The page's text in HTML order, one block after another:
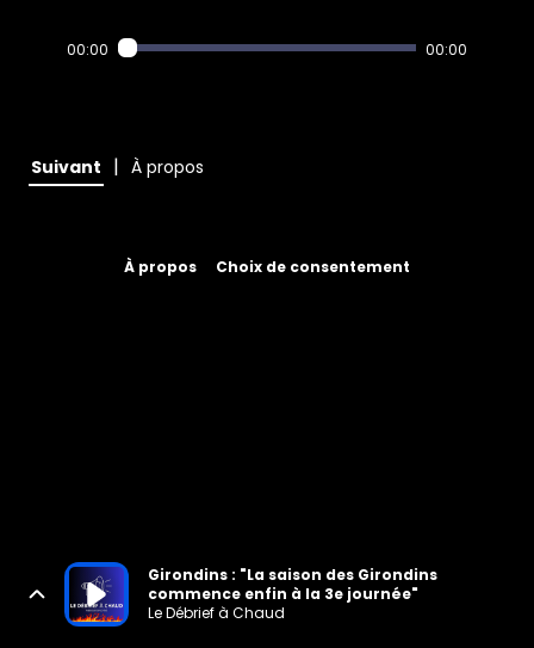
00:00 00:00
Suivant | À propos
À propos Choix de consentement
Girondins : "La saison des Girondins
commence enfin à la 3e journée"
Le Débrief à Chaud